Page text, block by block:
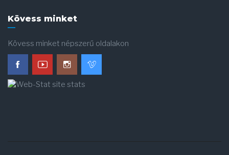
Kövess minket
Kövess minket népszerű oldalakon